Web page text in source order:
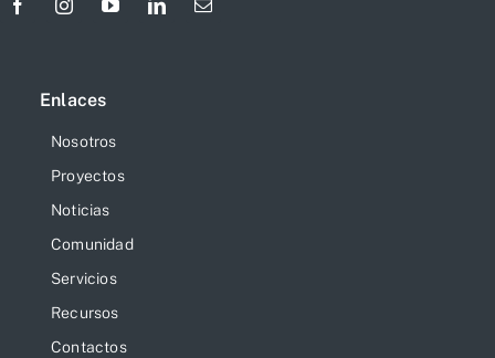
Enlaces
Nosotros
Proyectos
Noticias
Comunidad
Servicios
Recursos
Contactos